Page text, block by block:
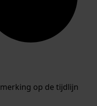
op de tijdlijn